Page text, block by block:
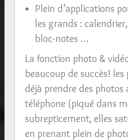
Plein d’applications
les grands :
bloc-notes …
La fonction photo &
beaucoup de succès!
déjà prendre des photos
téléphone (piqué dans
subrepticement, elles
en prenant plein de